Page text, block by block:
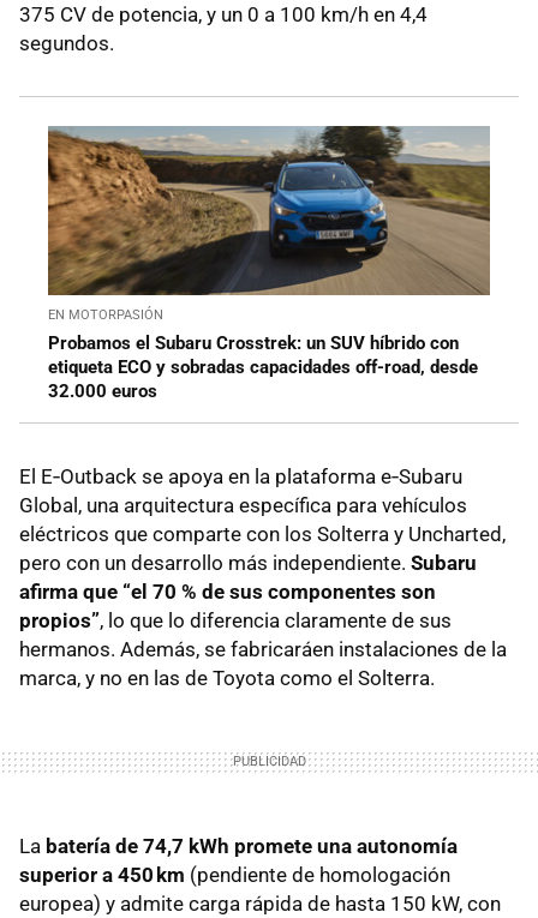
375 CV de potencia, y un 0 a 100 km/h en 4,4
segundos.
EN MOTORPASIÓN
Probamos el Subaru Crosstrek: un SUV híbrido con
etiqueta ECO y sobradas capacidades off-road, desde
32.000 euros
El E‑Outback se apoya en la plataforma e‑Subaru
Global, una arquitectura específica para vehículos
eléctricos que comparte con los Solterra y Uncharted,
pero con un desarrollo más independiente. Subaru
afirma que “el 70 % de sus componentes son
propios”, lo que lo diferencia claramente de sus
hermanos. Además, se fabricaráen instalaciones de la
marca, y no en las de Toyota como el Solterra.
La batería de 74,7 kWh promete una autonomía
superior a 450 km (pendiente de homologación
europea) y admite carga rápida de hasta 150 kW, con